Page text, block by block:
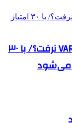
مالک خیبر: چرا هند پنالتی استقلال به VAR نرفت؟/ با ۳۰
می‌شود